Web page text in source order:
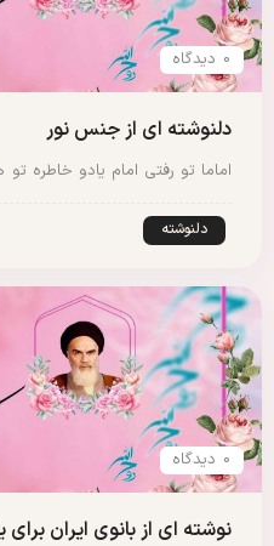
0 دیدگاه
دلنوشته ای از جنس نور
اماما تو رفتی امام یادو
دلنوشته
0 دیدگاه
نوشته ای از بانوی ایران برای